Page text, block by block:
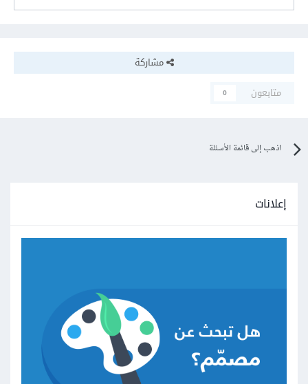
مشاركة
متابعون
0
اذهب إلى قائمة الأسئلة
إعلانات